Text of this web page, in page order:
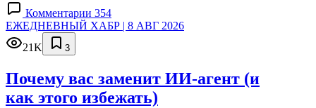
Комментарии 354
ЕЖЕДНЕВНЫЙ ХАБР | 8 АВГ 2026
21K
3
Почему вас заменит ИИ‑агент (и
как этого избежать)